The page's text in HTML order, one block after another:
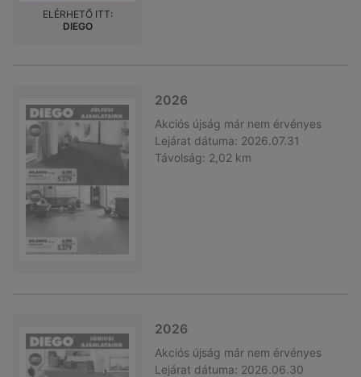
ELÉRHETŐ ITT:
DIEGO
2026
Akciós újság már nem érvényes
Lejárat dátuma: 2026.07.31
Távolság: 2,02 km
2026
Akciós újság már nem érvényes
Lejárat dátuma: 2026.06.30